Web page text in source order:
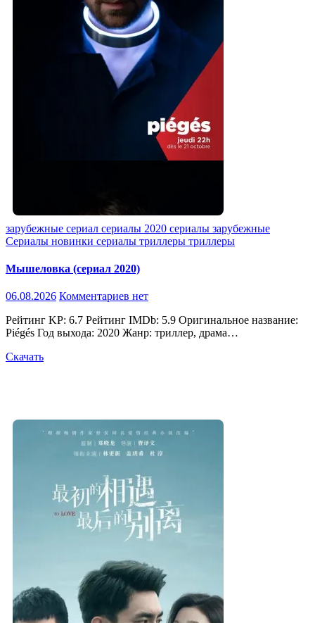
зарубежные сериал сериалы 2020 сериалы зарубежные
Сериалы новинки сериалы триллеры триллеры
Мышеловка (сериал 2020)
06.08.2026 Комментариев нет
Рейтинг KP: 6.7 Рейтинг IMDb: 5.9 Оригинальное название:
Piégés Год выхода: 2020 Жанр: триллер, драма…
Скачать